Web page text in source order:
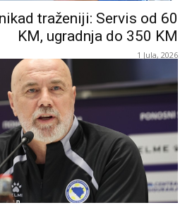
traženiji: Servis od 60
KM, ugradnja do 350 KM
1 Jula, 2026